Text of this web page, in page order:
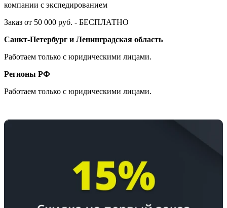
компании с экспедированием
Заказ от 50 000 руб. - БЕСПЛАТНО
Санкт-Петербург и Ленинградская область
Работаем только с юридическими лицами.
Регионы РФ
Работаем только с юридическими лицами.